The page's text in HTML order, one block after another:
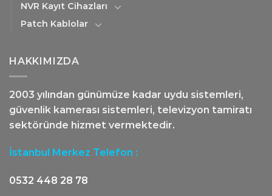
NVR Kayıt Cihazları
Patch Kablolar
HAKKIMIZDA
2003 yılından günümüze kadar uydu sistemleri,
güvenlik kamerası sistemleri, televizyon tamiratı
sektöründe hizmet vermektedir.
İstanbul Merkez Telefon :
0532 448 28 78